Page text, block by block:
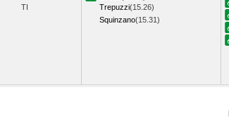
TI
Trepuzzi(15.26)
Squinzano(15.31)